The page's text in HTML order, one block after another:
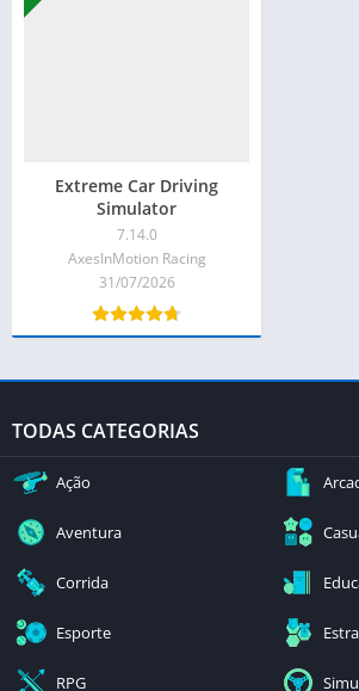
Extreme Car Driving
Simulator
7.14.0
AxesInMotion Racing
31/07/2026
TODAS CATEGORIAS
Ação
Aventura
Corrida
Esporte
RPG